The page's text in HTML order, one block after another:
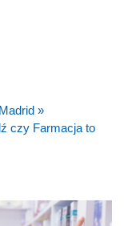
»
czy Farmacja to